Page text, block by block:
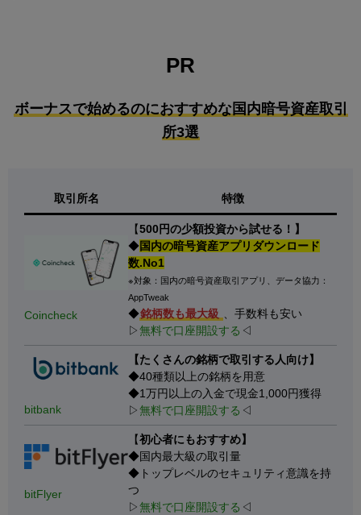
PR
ボーナスで始めるのにおすすめな国内暗号資産取引
所3選
取引所名 特徴
Coincheck
【500円の少額投資から試せる！】
◆国内の暗号資産アプリダウンロード
数.No1
※対象：国内の暗号資産取引アプリ、データ協力：
AppTweak
◆銘柄数も最大級 、手数料も安い
▷無料で口座開設する ◁
bitbank
【たくさんの銘柄で取引する人向け】
◆40種類以上の銘柄を用意
◆1万円以上の入金で現金1,000円獲得
▷無料で口座開設する ◁
bitFlyer
【初心者にもおすすめ】
◆国内最大級の取引量
◆トップレベルのセキュリティ意識を持
つ
▷無料で口座開設する ◁